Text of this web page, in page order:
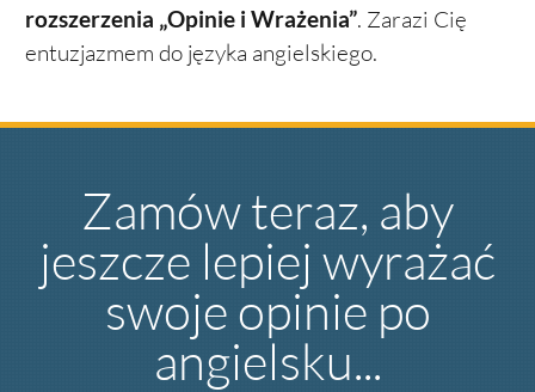
rozszerzenia „Opinie i Wrażenia”. Zarazi Cię
entuzjazmem do języka angielskiego.
Zamów teraz, aby
jeszcze lepiej wyrażać
swoje opinie po
angielsku...